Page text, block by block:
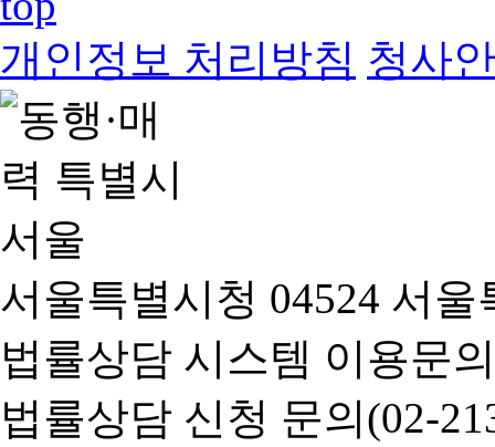
개인정보 처리방침 청사
서울특별시청 04524 서
법률상담 시스템 이용문
법률상담 신청 문의(02-